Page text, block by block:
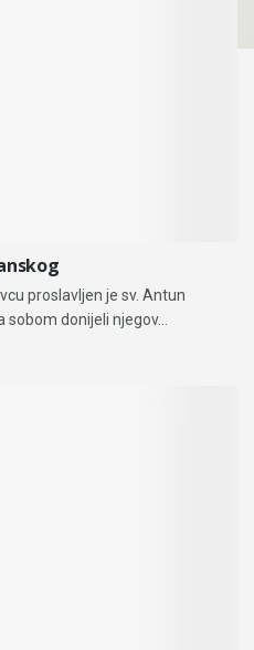
proslavljen je sv. Antun
donijeli njegov...